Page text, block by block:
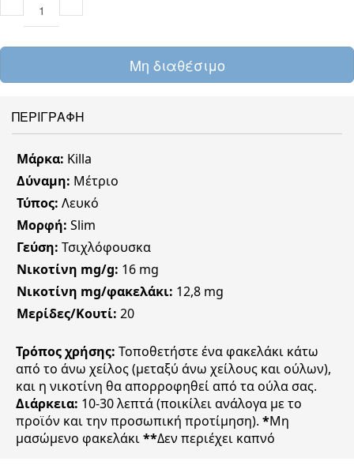
Μη διαθέσιμο
ΠΕΡΙΓΡΑΦΗ
Μάρκα: Killa
Δύναμη: Μέτριο
Τύπος: Λευκό
Μορφή: Slim
Γεύση: Τσιχλόφουσκα
Νικοτίνη mg/g: 16 mg
Νικοτίνη mg/φακελάκι: 12,8 mg
Μερίδες/Κουτί: 20
Τρόπος χρήσης: Τοποθετήστε ένα φακελάκι κάτω
από το άνω χείλος (μεταξύ άνω χείλους και ούλων),
και η νικοτίνη θα απορροφηθεί από τα ούλα σας.
Διάρκεια: 10-30 λεπτά (ποικίλει ανάλογα με το
προϊόν και την προσωπική προτίμηση).*Μη
μασώμενο φακελάκι**Δεν περιέχει καπνό